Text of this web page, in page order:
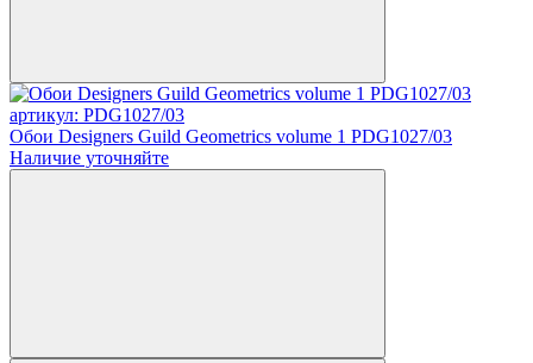
артикул: PDG1027/03
Обои Designers Guild Geometrics volume 1 PDG1027/03
Наличие уточняйте